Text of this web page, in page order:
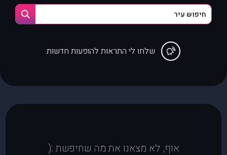
שלחו לי התראות להופעות חדשות
אוף, לא מצאנו את מה שחיפשת :(